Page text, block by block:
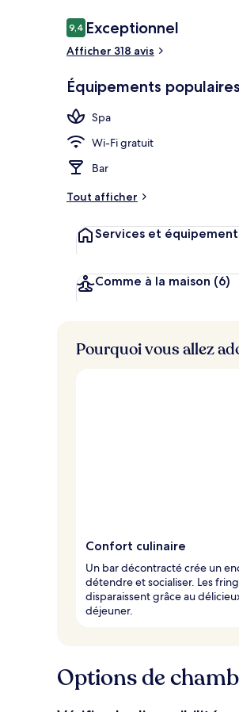
Avis
voyageurs
9,49,4 sur 10
Exceptionnel
Afficher 318 avis
Équipements populaires
Spa
Wi-Fi gratuit
Bar
Tout afficher
Services et
Comme à la maison (6)
Pourquoi vous allez
Confort culinaire
Un bar décontracté crée un
détendre et socialiser. Les
disparaissent grâce au
déjeuner.
Options de